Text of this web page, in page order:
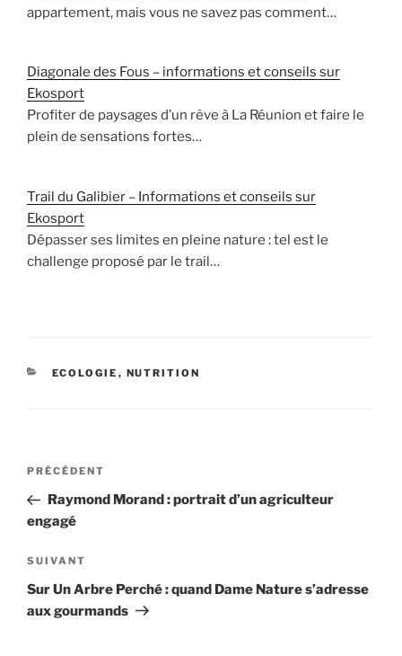
appartement, mais vous ne savez pas comment…
Diagonale des Fous – informations et conseils sur
Ekosport
Profiter de paysages d’un rêve à La Réunion et faire le
plein de sensations fortes…
Trail du Galibier – Informations et conseils sur
Ekosport
Dépasser ses limites en pleine nature : tel est le
challenge proposé par le trail…
CATÉGORIES
ECOLOGIE , NUTRITION
Navigation
l’article
Article
précédent
PRÉCÉDENT
Raymond Morand : portrait d’un agriculteur
engagé
Article
suivant
SUIVANT
Sur Un Arbre Perché : quand Dame Nature s’adresse
aux gourmands